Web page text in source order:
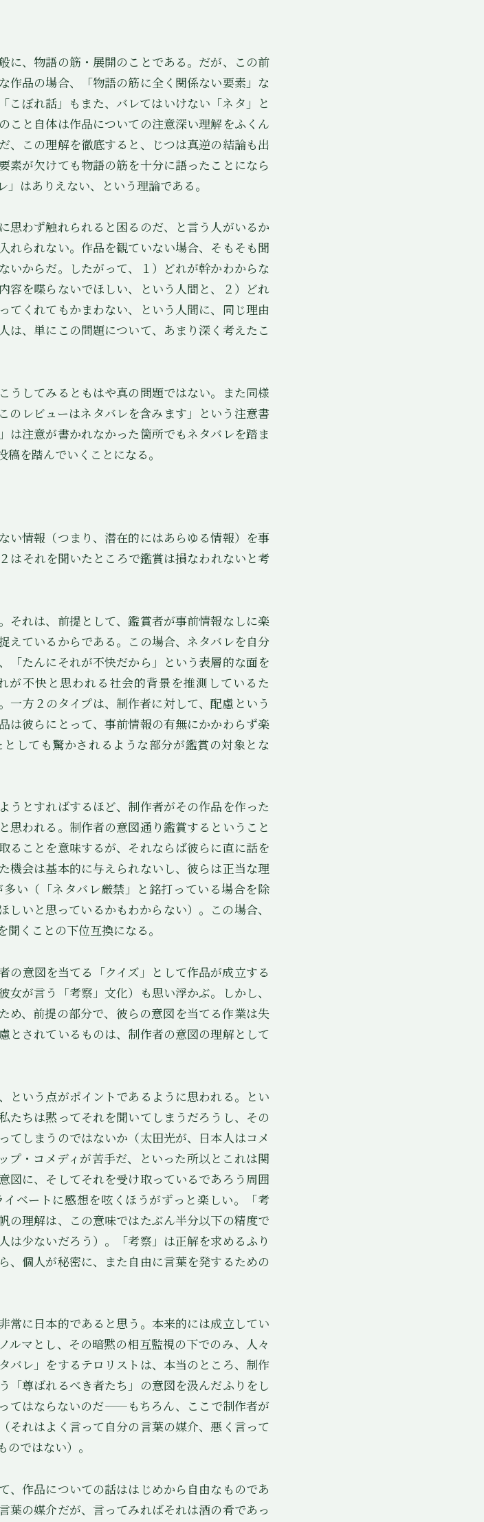
に、物語の筋・展開のことである。だが、この前
作品の場合、「物語の筋に全く関係ない要素」な
こぼれ話」もまた、バレてはいけない「ネタ」と
こと自体は作品についての注意深い理解をふくん
、この理解を徹底すると、じつは真逆の結論も出
素が欠けても物語の筋を十分に語ったことになら
はありえない、という理論である。
わず触れられると困るのだ、と言う人がいるか
れられない。作品を観ていない場合、そもそも聞
いからだ。したがって、１）どれが幹かわからな
容を喋らないでほしい、という人間と、２）どれ
てくれてもかまわない、という人間に、同じ理由
は、単にこの問題について、あまり深く考えたこ
してみるともはや真の問題ではない。また同様
のレビューはネタバレを含みます」という注意書
は注意が書かれなかった箇所でもネタバレを踏ま
を踏んでいくことになる。
い情報（つまり、潜在的にはあらゆる情報）を事
はそれを聞いたところで鑑賞は損なわれないと考
れは、前提として、鑑賞者が事前情報なしに楽
えているからである。この場合、ネタバレを自分
「たんにそれが不快だから」という表層的な面を
が不快と思われる社会的背景を推測しているた
一方２のタイプは、制作者に対して、配慮という
は彼らにとって、事前情報の有無にかかわらず楽
しても驚かされるような部分が鑑賞の対象とな
とすればするほど、制作者がその作品を作った
思われる。制作者の意図通り鑑賞するということ
ることを意味するが、それならば彼らに直に話を
機会は基本的に与えられないし、彼らは正当な理
い（「ネタバレ厳禁」と銘打っている場合を除
いと思っているかもわからない）。この場合、
くことの下位互換になる。
意図を当てる「クイズ」として作品が成立する
が言う「考察」文化）も思い浮かぶ。しかし、
め、前提の部分で、彼らの意図を当てる作業は失
とされているものは、制作者の意図の理解として
いう点がポイントであるように思われる。とい
たちは黙ってそれを聞いてしまうだろうし、その
てしまうのではないか（太田光が、日本人はコメ
プ・コメディが苦手だ、といった所以とこれは関
図に、そしてそれを受け取っているであろう周囲
ベートに感想を呟くほうがずっと楽しい。「考
の理解は、この意味ではたぶん半分以下の精度で
は少ないだろう）。「考察」は正解を求めるふり
、個人が秘密に、また自由に言葉を発するための
に日本的であると思う。本来的には成立してい
ルマとし、その暗黙の相互監視の下でのみ、人々
バレ」をするテロリストは、本当のところ、制作
「尊ばれるべき者たち」の意図を汲んだふりをし
てはならないのだ——もちろん、ここで制作者が
それはよく言って自分の言葉の媒介、悪く言って
ではない）。
作品についての話ははじめから自由なものであ
葉の媒介だが、言ってみればそれは酒の肴であっ